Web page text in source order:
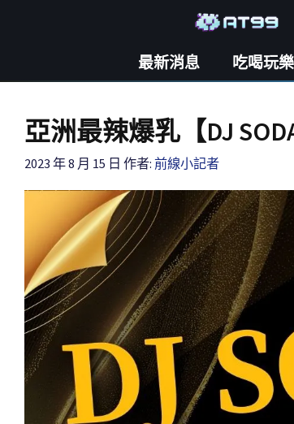
最新消息 吃喝玩樂
亞洲最辣爆乳【DJ
2023 年 8 月 15 日 作者: 前線小記者